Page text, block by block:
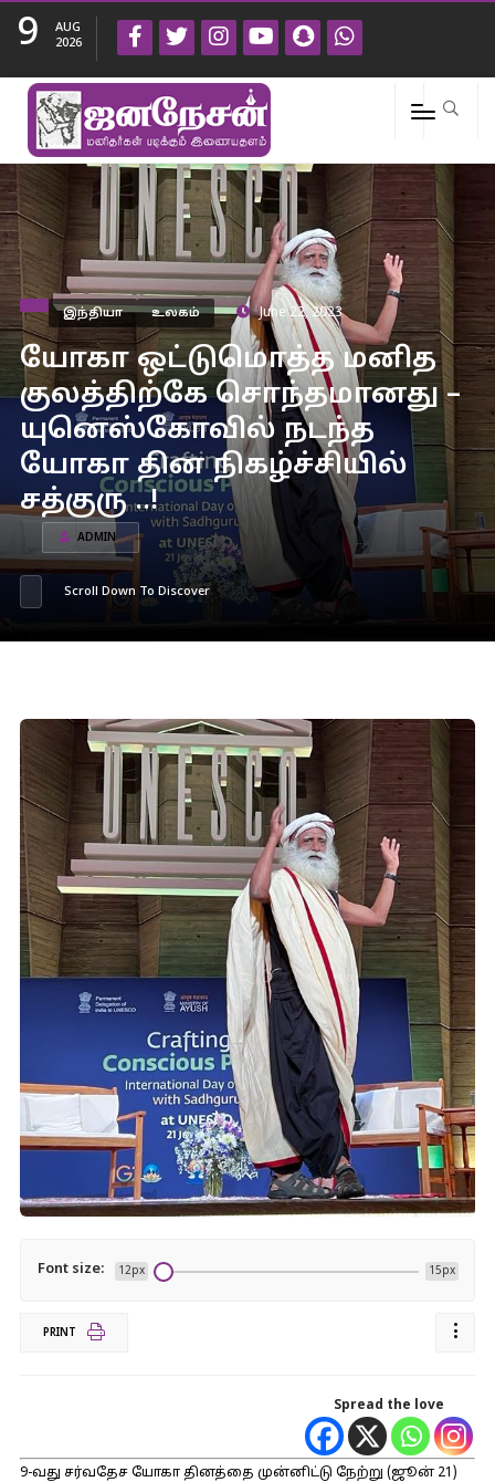
9
AUG
2026
இந்தியா உலகம் June 22, 2023
யோகா ஒட்டுமொத்த மனித
குலத்திற்கே சொந்தமானது –
யுனெஸ்கோவில் நடந்த
யோகா தின நிகழ்ச்சியில்
சத்குரு ..!
ADMIN
Scroll Down To Discover
Font size: 12px 15px
PRINT
Spread the love
9-வது சர்வதேச யோகா தினத்தை முன்னிட்டு நேற்று (ஜூன் 21)